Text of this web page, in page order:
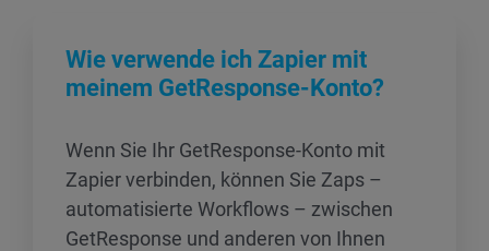
Wie verwende ich Zapier mit
meinem GetResponse-Konto?
Wenn Sie Ihr GetResponse-Konto mit
Zapier verbinden, können Sie Zaps –
automatisierte Workflows – zwischen
GetResponse und anderen von Ihnen